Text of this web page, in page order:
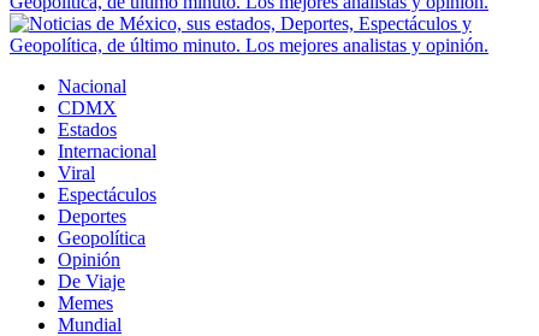
Nacional
CDMX
Estados
Internacional
Viral
Espectáculos
Deportes
Geopolítica
Opinión
De Viaje
Memes
Mundial